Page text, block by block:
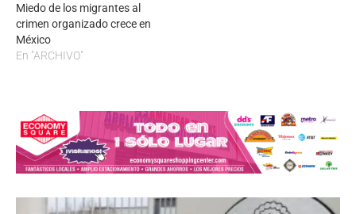
Miedo de los migrantes al
crimen organizado crece en
México
En "ARCHIVO"